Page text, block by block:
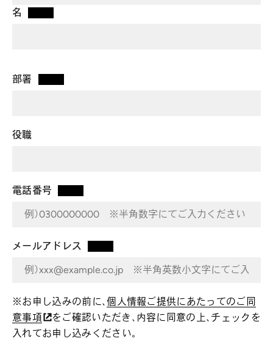
名
部署
役職
電話番号
メールアドレス
※お申し込みの前に、個人情報ご提供にあたってのご同
意事項
をご確認いただき、内容に同意の上、チェックを
入れてお申し込みください。